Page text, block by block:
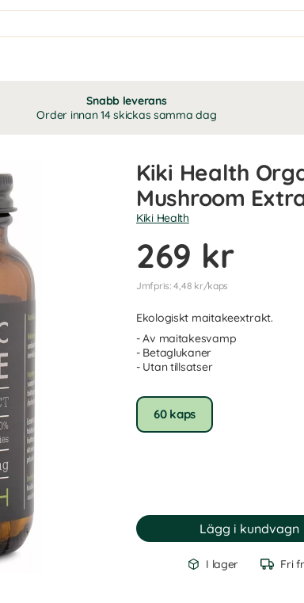
Snabb leverans
Order innan 14 skickas samma dag
Kiki Health
Mushroom
Kiki Health
269 kr
Jmfpris: 4,48 kr/kaps
Ekologiskt maitakeextrakt.
- Av maitakesvamp
- Betaglukaner
- Utan tillsatser
60 kaps
I lager Fri